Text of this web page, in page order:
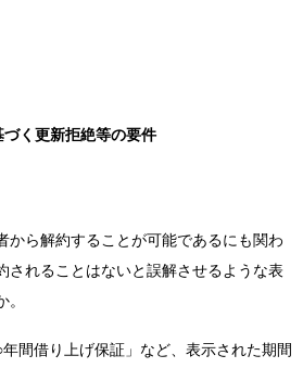
く更新拒絶等の要件
から解約することが可能であるにも関わ
されることはないと誤解させるような表
。
間借り上げ保証」など、 表示された期間